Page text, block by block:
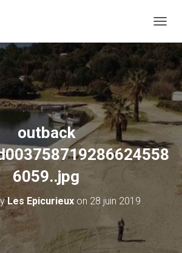
outback
6059..jpg
Les Epicurieux on 28 juin 2019